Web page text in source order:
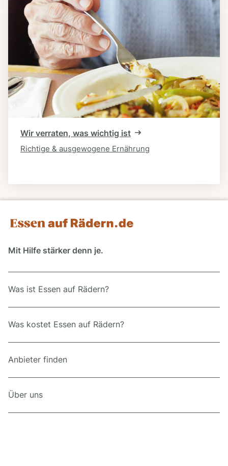
Wir verraten, was wichtig ist
Richtige & ausgewogene Ernährung
Mit Hilfe stärker denn je.
Was ist Essen auf Rädern?
Was kostet Essen auf Rädern?
Anbieter finden
Über uns